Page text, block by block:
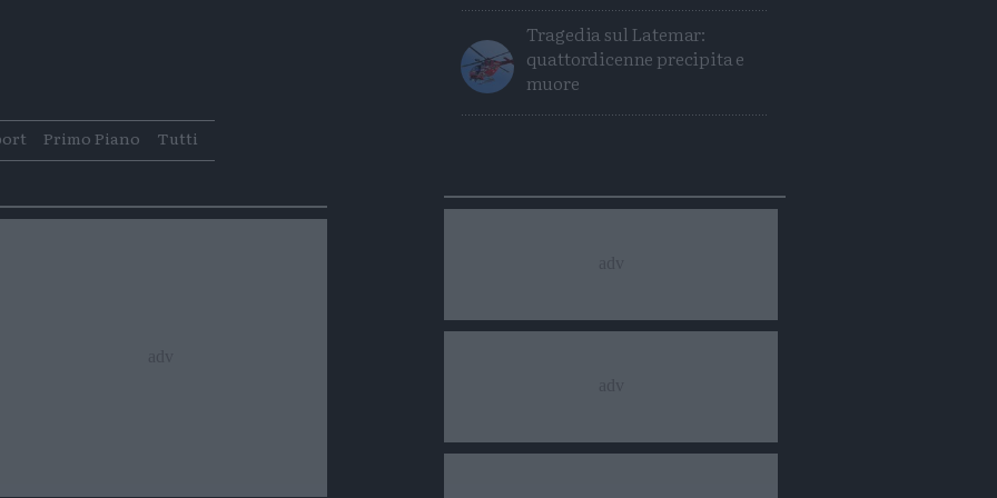
Primo Piano Tutti
Tragedia sul Latemar:
quattordicenne precipita e
muore